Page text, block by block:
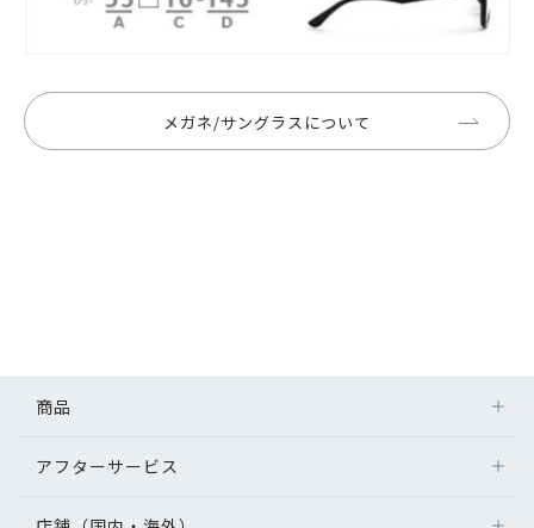
メガネ/サングラスについて
商品
アフターサービス